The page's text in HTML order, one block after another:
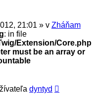
21:01 » v Zháňam
: in file
Extension/Core.php
must be an array or
dyntyd